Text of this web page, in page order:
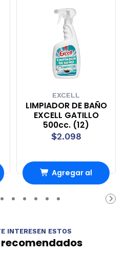
EXCELL
LIMPIADOR DE BAÑO
EXCELL GATILLO
500cc. (12)
$2.098
Agregar al
carrito
INTERESEN ESTOS